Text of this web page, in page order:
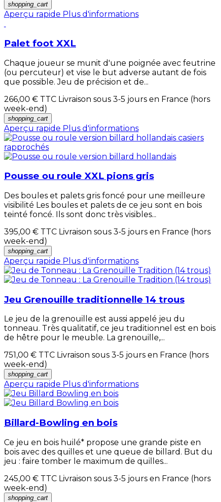
shopping_cart
Aperçu rapide Plus d'informations
Palet foot XXL
Chaque joueur se munit d'une poignée avec feutrine
(ou percuteur) et vise le but adverse autant de fois
que possible. Jeu de précision et de...
266,00 € TTC Livraison sous 3-5 jours en France (hors
week-end)
shopping_cart
Aperçu rapide Plus d'informations
Pousse ou roule XXL pions gris
Des boules et palets gris foncé pour une meilleure
visibilité Les boules et palets de ce jeu sont en bois
teinté foncé. Ils sont donc très visibles...
395,00 € TTC Livraison sous 3-5 jours en France (hors
week-end)
shopping_cart
Aperçu rapide Plus d'informations
Jeu Grenouille traditionnelle 14 trous
Le jeu de la grenouille est aussi appelé jeu du
tonneau. Très qualitatif, ce jeu traditionnel est en bois
de hêtre pour le meuble. La grenouille,...
751,00 € TTC Livraison sous 3-5 jours en France (hors
week-end)
shopping_cart
Aperçu rapide Plus d'informations
Billard-Bowling en bois
Ce jeu en bois huilé* propose une grande piste en
bois avec des quilles et une queue de billard. But du
jeu : faire tomber le maximum de quilles...
245,00 € TTC Livraison sous 3-5 jours en France (hors
week-end)
shopping_cart